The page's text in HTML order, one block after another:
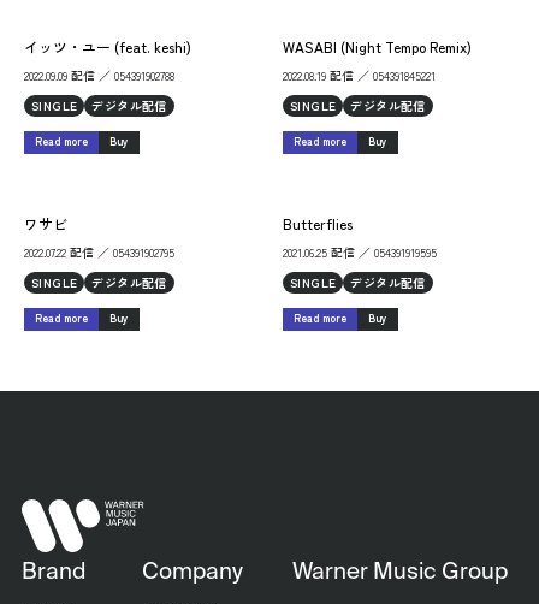
イッツ・ユー (feat. keshi)
2022.09.09 配信 ／ 054391902788
SINGLE
デジタル配信
Read more Buy
WASABI (Night Tempo Remix)
2022.08.19 配信 ／ 054391845221
SINGLE
デジタル配信
Read more Buy
ワサビ
2022.07.22 配信 ／ 054391902795
SINGLE
デジタル配信
Read more Buy
Butterflies
2021.06.25 配信 ／ 054391919595
SINGLE
デジタル配信
Read more Buy
Brand Company Warner Music Group